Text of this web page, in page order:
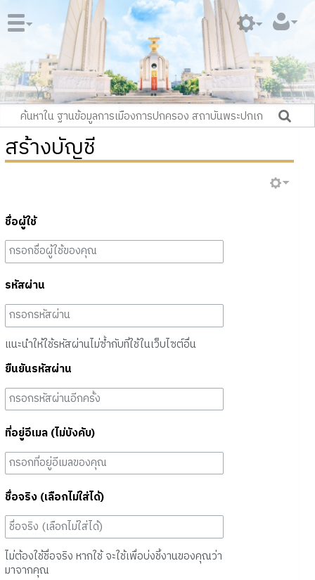
สร้างบัญชี
ชื่อผู้ใช้
รหัสผ่าน
แนะนำให้ใช้รหัสผ่านไม่ซ้ำกับที่ใช้ในเว็บไซต์อื่น
ยืนยันรหัสผ่าน
ที่อยู่อีเมล (ไม่บังคับ)
ชื่อจริง (เลือกไม่ใส่ได้)
ไม่ต้องใช้ชื่อจริง หากใช้ จะใช้เพื่อบ่งชี้งานของคุณว่า
มาจากคุณ